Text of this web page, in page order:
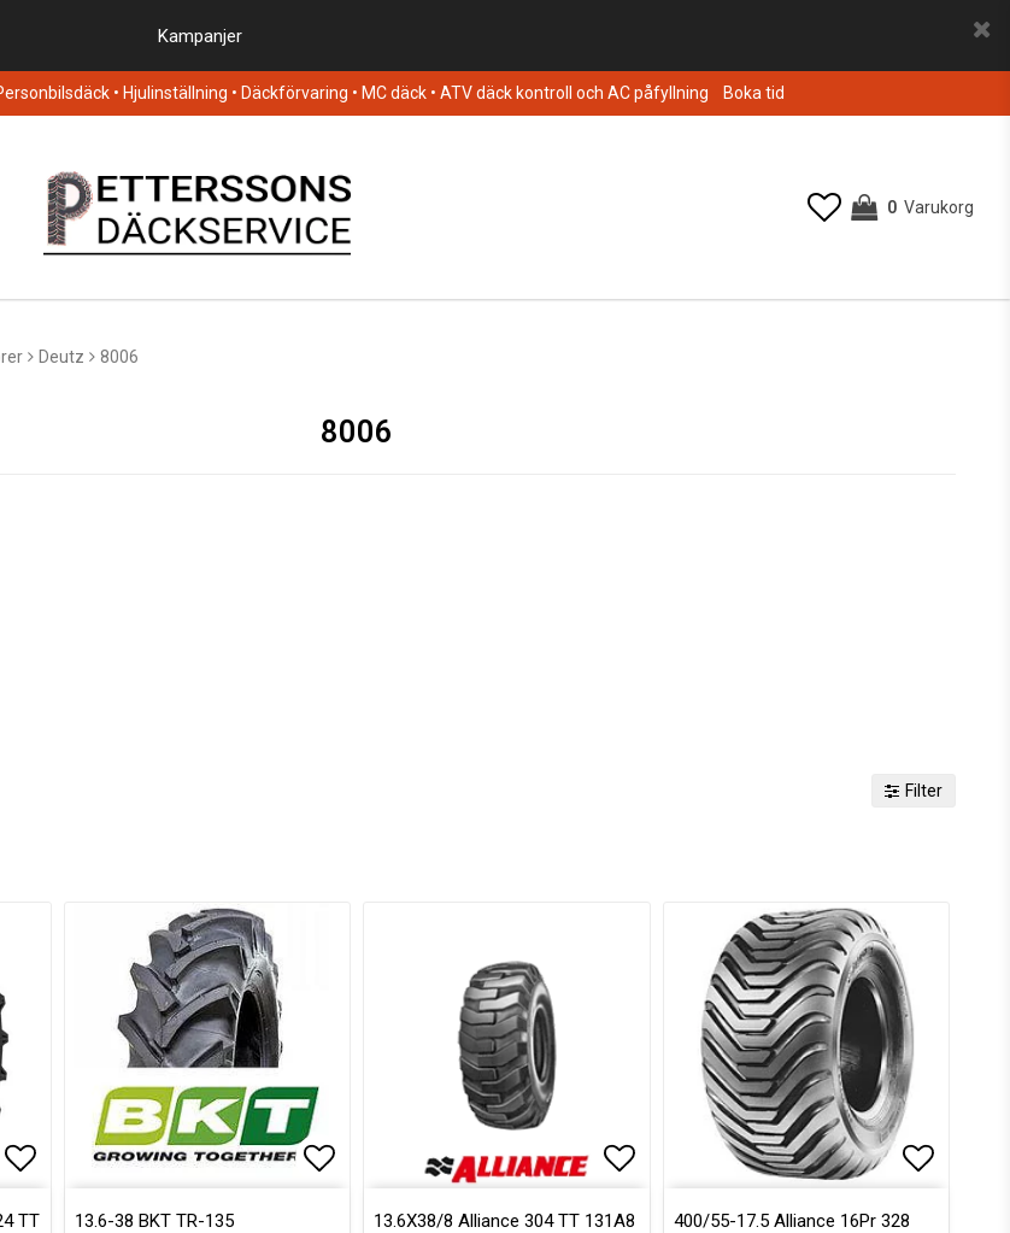
Kampanjer
• Hjulinställning • Däckförvaring • MC däck • ATV däck kontroll och AC påfyllning Boka tid
0 Varukorg
Deutz 8006
8006
Filter
TT
13.6-38 BKT TR-135
Lägg till i favoritlistan
13.6X38/8 Alliance 304 TT 131A8 400/55-17.5 Alliance 16Pr 328